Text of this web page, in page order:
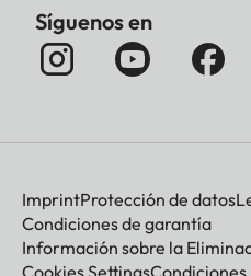
Síguenos en
ImprintProtección de datos
Condiciones de garantía
Información sobre la
Cookies SettingsCondiciones